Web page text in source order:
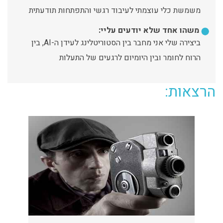
משמשת כלי עוצמתי לעיבוד רגשי והתפתחות תודעתית
משהו אחד שלא יודעים עליי:
ביצירה שלי אני מחבר בין הסטוריטלינג לעידן ה-AI, בין
הרוח לחומר ובין היומיום לרגעים של התעלות
הרצאות: